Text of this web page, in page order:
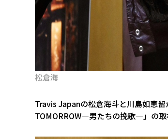
松倉海
Travis Japanの松倉海斗と川島如恵
TOMORROW―男たちの挽歌―」の取